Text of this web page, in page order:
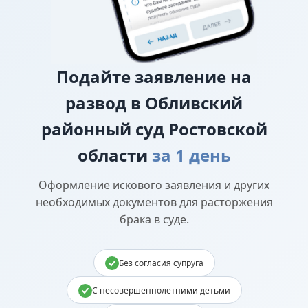
Подайте заявление на
развод в Обливский
районный суд Ростовской
области за 1 день
Оформление искового заявления и других
необходимых документов для расторжения
брака в суде.
Без согласия супруга
С несовершеннолетними детьми